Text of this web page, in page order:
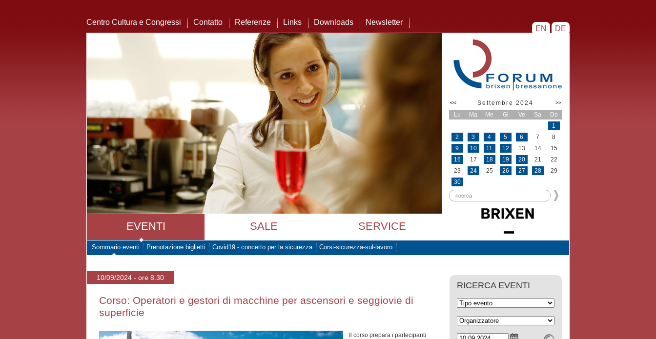
EN DE
Centro Cultura e Congressi Contatto Referenze Links Downloads Newsletter
EVENTI SALE SERVICE
<< Settembre 2024 >>
Lu Ma Me Gi Ve Sa
Do
1
2
3 4 5 6 7
8
9
10 11 12 13 14
15
16
17 18 19 20 21
22
23
24 25 26 27 28
29
30
Sommario eventi Prenotazione biglietti Covid19 - concetto per la sicurezza Corsi-sicurezza-sul-lavoro
10/09/2024 - ore 8.30
Corso: Operatori e gestori di macchine per ascensori e seggiovie di
superficie
Il corso prepara i partecipanti
RICERCA EVENTI